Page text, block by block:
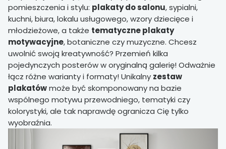
pomieszczenia i stylu: plakaty do salonu, sypialni,
kuchni, biura, lokalu usługowego, wzory dziecięce i
młodzieżowe, a także tematyczne plakaty
motywacyjne, botaniczne czy muzyczne. Chcesz
uwolnić swoją kreatywność? Przemień kilka
pojedynczych posterów w oryginalną galerię! Odważnie
łącz różne warianty i formaty! Unikalny zestaw
plakatówmoże być skomponowany na bazie
wspólnego motywu przewodniego, tematyki czy
kolorystyki, ale tak naprawdę ogranicza Cię tylko
wyobraźnia.